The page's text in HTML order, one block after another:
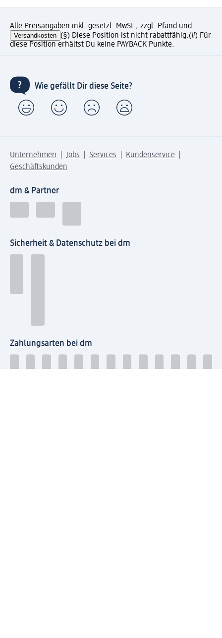
Alle Preisangaben inkl. gesetzl. MwSt., zzgl. Pfand und
Versandkosten (§) Diese Position ist nicht rabattfähig.(#) Für
diese Position erhältst Du keine PAYBACK Punkte.
Wie gefällt Dir diese Seite?
Unternehmen Jobs Services
Kundenservice
Geschäftskunden
dm & Partner
Sicherheit & Datenschutz bei dm
Zahlungsarten bei dm